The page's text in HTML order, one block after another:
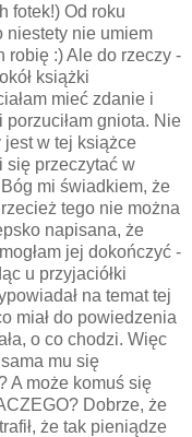
fotek!) Od roku
niestety nie umiem
robię :) Ale do rzeczy -
książki
mieć zdanie i
porzuciłam gniota. Nie
w tej książce
się przeczytać w
mi świadkiem, że
tego nie można
napisana, że
jej dokończyć -
u przyjaciółki
na temat tej
miał do powiedzenia
o co chodzi. Więc
mu się
A może komuś się
Dobrze, że
że tak pieniądze